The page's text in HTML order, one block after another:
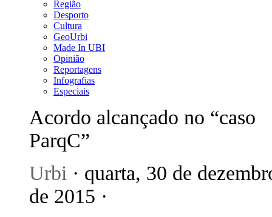
Região
Desporto
Cultura
GeoUrbi
Made In UBI
Opinião
Reportagens
Infografias
Especiais
Acordo alcançado no “caso
ParqC”
Urbi · quarta, 30 de
de 2015 ·